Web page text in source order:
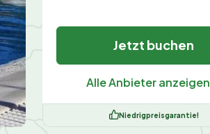
Jetzt buchen
Alle Anbieter anzeigen
Niedrigpreisgarantie!